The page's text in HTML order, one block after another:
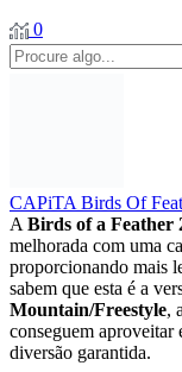
0
CAPiTA Birds Of
A Birds of a Feather
melhorada com uma
proporcionando mais
sabem que esta é a
Mountain/Freestyle, a
conseguem aproveitar
diversão garantida.